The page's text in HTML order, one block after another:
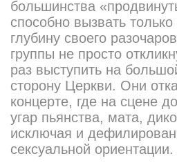
большинства
способно вызвать
глубину своего
группы не просто
раз выступить на
сторону Церкви. Они
концерте, где на сцене
угар пьянства, мата,
исключая и
сексуальной ориентации.